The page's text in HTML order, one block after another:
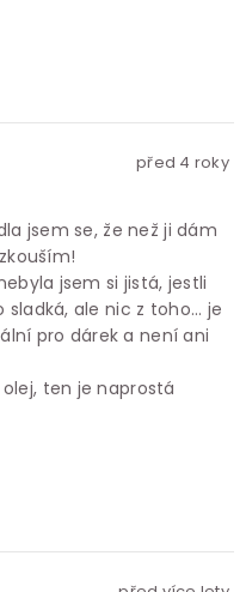
před 4 roky
jsem se, že než ji dám
jsem si jistá, jestli
ale nic z toho... je
pro dárek a není ani
ten je naprostá